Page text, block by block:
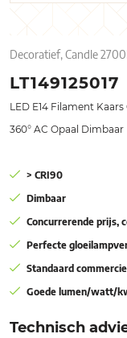
Decoratief, Candle
LT149125017
LED E14 Filament
360° AC Opaal Dimbaar
> CRI90
Dimbaar
Concurrerende prijs,
Perfecte
Standaard
Goede lumen/watt/
Technisch